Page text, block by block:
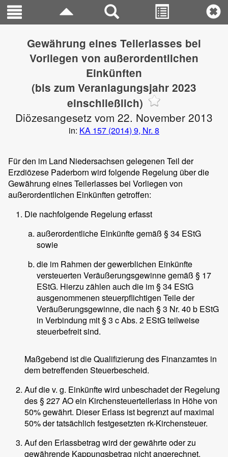
Gewährung eines Teilerlasses bei
Vorliegen von außerordentlichen
Einkünften
(bis zum Veranlagungsjahr 2023
einschließlich)
Diözesangesetz vom 22. November 2013
in: KA 157 (2014) 9, Nr. 8
Für den im Land Niedersachsen gelegenen Teil der
Erzdiözese Paderborn wird folgende Regelung über die
Gewährung eines Teilerlasses bei Vorliegen von
außerordentlichen Einkünften getroffen:
Die nachfolgende Regelung erfasst
außerordentliche Einkünfte gemäß § 34 EStG
sowie
die im Rahmen der gewerblichen Einkünfte
versteuerten Veräußerungsgewinne gemäß § 17
EStG. Hierzu zählen auch die im § 34 EStG
ausgenommenen steuerpflichtigen Teile der
Veräußerungsgewinne, die nach § 3 Nr. 40 b EStG
in Verbindung mit § 3 c Abs. 2 EStG teilweise
steuerbefreit sind.
Maßgebend ist die Qualifizierung des Finanzamtes in
dem betreffenden Steuerbescheid.
Auf die v. g. Einkünfte wird unbeschadet der Regelung
des § 227 AO ein Kirchensteuerteilerlass in Höhe von
50% gewährt. Dieser Erlass ist begrenzt auf maximal
50% der tatsächlich festgesetzten rk-Kirchensteuer.
Auf den Erlassbetrag wird der gewährte oder zu
gewährende Kappungsbetrag nicht angerechnet.